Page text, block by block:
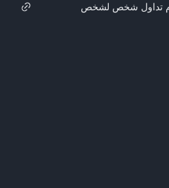
تداول شخص لشخص